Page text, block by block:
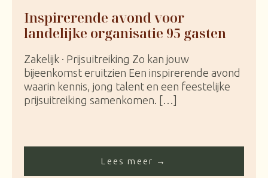
Inspirerende avond voor
landelijke organisatie 95 gasten
Zakelijk · Prijsuitreiking Zo kan jouw
bijeenkomst eruitzien Een inspirerende avond
waarin kennis, jong talent en een feestelijke
prijsuitreiking samenkomen. […]
Lees meer →